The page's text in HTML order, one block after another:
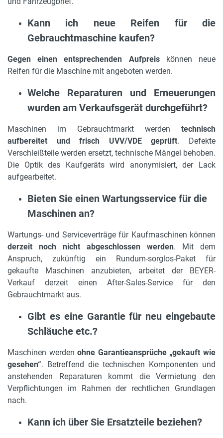
Kann ich neue Reifen für die
Gebrauchtmaschine kaufen?
Gegen einen entsprechenden Aufpreiskönnen neue
Reifen für die Maschine mit angeboten werden.
Welche Reparaturen und Erneuerungen
wurden am Verkaufsgerät durchgeführt?
Maschinen im Gebrauchtmarkt werden technisch
aufbereitet und frisch UVV/VDE geprüft. Defekte
Verschleißteile werden ersetzt, technische Mängel behoben.
Die Optik des Kaufgeräts wird anonymisiert, der Lack
aufgearbeitet.
Bieten Sie einen Wartungsservice für die
Maschinen an?
Wartungs- und Serviceverträge für Kaufmaschinen können
derzeit noch nicht abgeschlossen werden. Mit dem
Anspruch, zukünftig ein Rundum-sorglos-Paket für
gekaufte Maschinen anzubieten, arbeitet der BEYER-
Verkauf derzeit einen After-Sales-Service für den
Gebrauchtmarkt aus.
Gibt es eine Garantie für neu eingebaute
Schläuche etc.?
Maschinen werdenohne Garantieansprüche „gekauft wie
gesehen“. Betreffend die technischen Komponenten und
anstehenden Reparaturen kommt die Vermietung den
Verpflichtungen im Rahmen der rechtlichen Grundlagen
nach.
Kann ich über Sie Ersatzteile beziehen?